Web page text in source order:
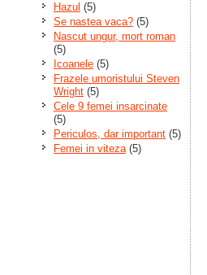
Hazul (5)
Se nastea vaca? (5)
Nascut ungur, mort roman
(5)
Icoanele (5)
Frazele umoristului Steven
Wright (5)
Cele 9 femei insarcinate
(5)
Periculos, dar important (5)
Femei in viteza(5)